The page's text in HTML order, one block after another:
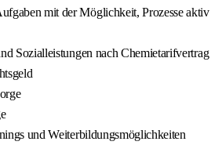
mit der Möglichkeit, Prozesse aktiv
Sozialleistungen nach Chemietarifvertrag
und Weiterbildungsmöglichkeiten